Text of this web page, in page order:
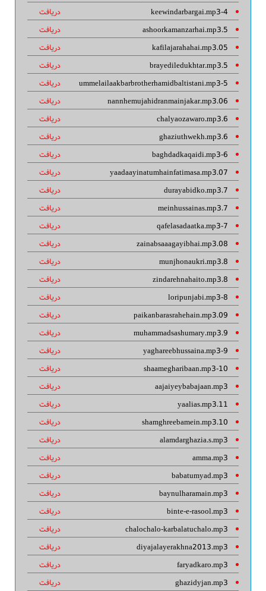
دریافت
4-keewindarbargai.mp3
دریافت
5.ashoorkamanzarhai.mp3
دریافت
05.kafilajarahahai.mp3
دریافت
5.brayediledukhtar.mp3
دریافت
5-ummelailaakbarbrotherhamidbaltistani.mp3
دریافت
06.nannhemujahidranmainjakar.mp3
دریافت
6.chalyaozawaro.mp3
دریافت
6.ghaziuthwekh.mp3
دریافت
6-baghdadkaqaidi.mp3
دریافت
07.yaadaayinatumhainfatimasa.mp3
دریافت
7.durayabidko.mp3
دریافت
7.meinhussainas.mp3
دریافت
7-qafelasadaatka.mp3
دریافت
08.zainabsaaagayibhai.mp3
دریافت
8.munjhonaukri.mp3
دریافت
8.zindarehnahaito.mp3
دریافت
8-loripunjabi.mp3
دریافت
09.paikanbarasrahehain.mp3
دریافت
9.muhammadsashumary.mp3
دریافت
9-yaghareebhussaina.mp3
دریافت
10-shaamegharibaan.mp3
دریافت
aajaiyeybabajaan.mp3
دریافت
11.yaalias.mp3
دریافت
10.shamghreebamein.mp3
دریافت
alamdarghazia.s.mp3
دریافت
amma.mp3
دریافت
babatumyad.mp3
دریافت
baynulharamain.mp3
دریافت
binte-e-rasool.mp3
دریافت
chalochalo-karbalatuchalo.mp3
دریافت
diyajalayerakhna2013.mp3
دریافت
faryadkaro.mp3
دریافت
ghazidyjan.mp3